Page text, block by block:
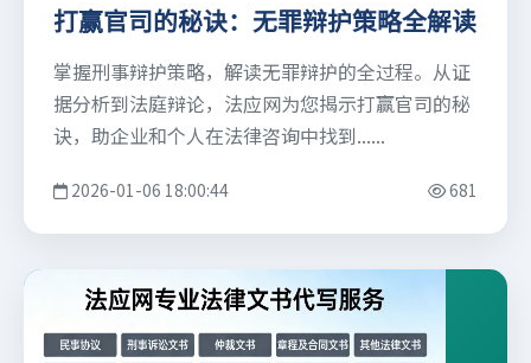
打赢官司的秘诀：无罪辩护策略全解读
掌握刑事辩护策略，解读无罪辩护的全过程。从证
据分析到法庭辩论，法应网为您揭示打赢官司的秘
诀，助企业和个人在法律咨询中找到......
2026-01-06 18:00:44 681